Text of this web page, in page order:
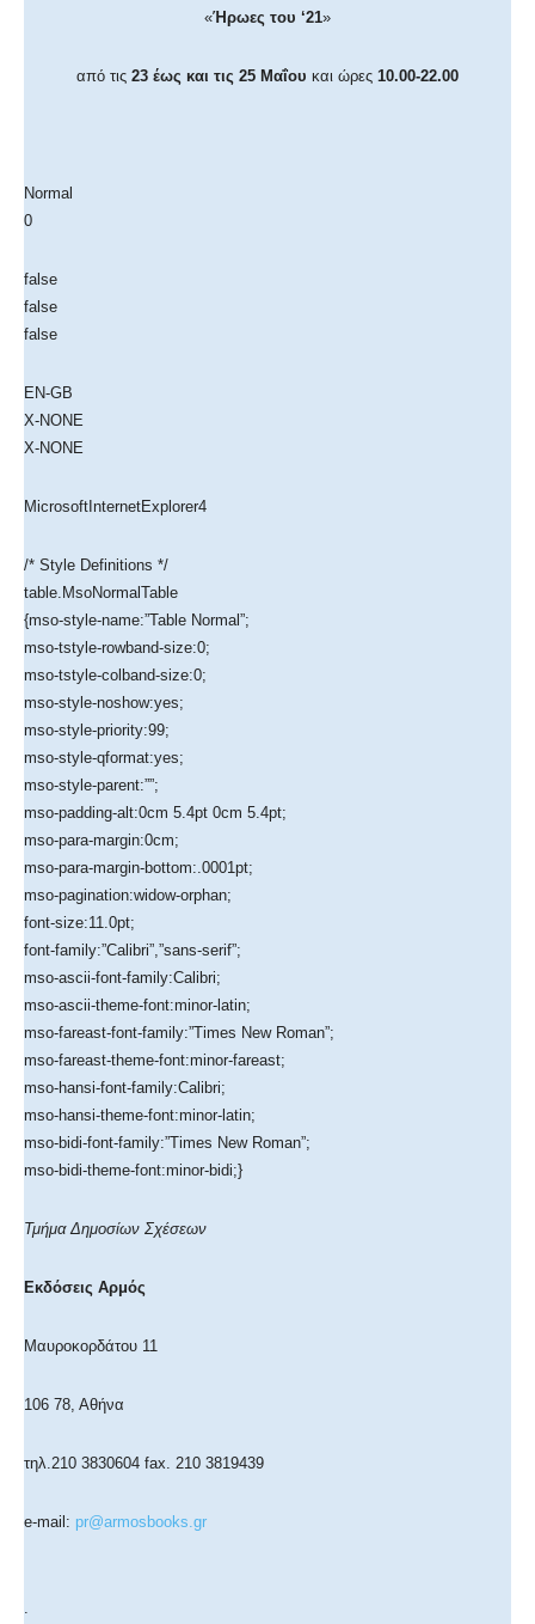
«Ήρωες του ‘21»
από τις 23 έως και τις 25 Μαΐου και ώρες 10.00-22.00
Normal
0
false
false
false
EN-GB
X-NONE
X-NONE
MicrosoftInternetExplorer4
/* Style Definitions */
table.MsoNormalTable
{mso-style-name:”Table Normal”;
mso-tstyle-rowband-size:0;
mso-tstyle-colband-size:0;
mso-style-noshow:yes;
mso-style-priority:99;
mso-style-qformat:yes;
mso-style-parent:””;
mso-padding-alt:0cm 5.4pt 0cm 5.4pt;
mso-para-margin:0cm;
mso-para-margin-bottom:.0001pt;
mso-pagination:widow-orphan;
font-size:11.0pt;
font-family:”Calibri”,”sans-serif”;
mso-ascii-font-family:Calibri;
mso-ascii-theme-font:minor-latin;
mso-fareast-font-family:”Times New Roman”;
mso-fareast-theme-font:minor-fareast;
mso-hansi-font-family:Calibri;
mso-hansi-theme-font:minor-latin;
mso-bidi-font-family:”Times New Roman”;
mso-bidi-theme-font:minor-bidi;}
Τμήμα Δημοσίων Σχέσεων
Εκδόσεις Αρμός
Μαυροκορδάτου 11
106 78, Αθήνα
τηλ.210 3830604 fax. 210 3819439
e-mail: pr@armosbooks.gr